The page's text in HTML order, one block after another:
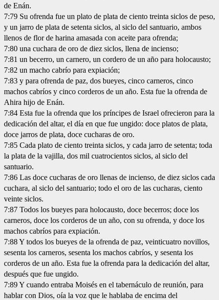
de Enán.
7:79 Su ofrenda fue un plato de plata de ciento treinta siclos de peso,
y un jarro de plata de setenta siclos, al siclo del santuario, ambos
llenos de flor de harina amasada con aceite para ofrenda;
7:80 una cuchara de oro de diez siclos, llena de incienso;
7:81 un becerro, un carnero, un cordero de un año para holocausto;
7:82 un macho cabrío para expiación;
7:83 y para ofrenda de paz, dos bueyes, cinco carneros, cinco
machos cabríos y cinco corderos de un año. Esta fue la ofrenda de
Ahira hijo de Enán.
7:84 Esta fue la ofrenda que los príncipes de Israel ofrecieron para la
dedicación del altar, el día en que fue ungido: doce platos de plata,
doce jarros de plata, doce cucharas de oro.
7:85 Cada plato de ciento treinta siclos, y cada jarro de setenta; toda
la plata de la vajilla, dos mil cuatrocientos siclos, al siclo del
santuario.
7:86 Las doce cucharas de oro llenas de incienso, de diez siclos cada
cuchara, al siclo del santuario; todo el oro de las cucharas, ciento
veinte siclos.
7:87 Todos los bueyes para holocausto, doce becerros; doce los
carneros, doce los corderos de un año, con su ofrenda, y doce los
machos cabríos para expiación.
7:88 Y todos los bueyes de la ofrenda de paz, veinticuatro novillos,
sesenta los carneros, sesenta los machos cabríos, y sesenta los
corderos de un año. Esta fue la ofrenda para la dedicación del altar,
después que fue ungido.
7:89 Y cuando entraba Moisés en el tabernáculo de reunión, para
hablar con Dios, oía la voz que le hablaba de encima del